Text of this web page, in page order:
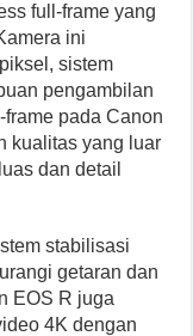
full-frame yang
ini
sistem
pengambilan
pada Canon
kualitas yang luar
dan detail
stabilisasi
getaran dan
EOS R juga
4K dengan